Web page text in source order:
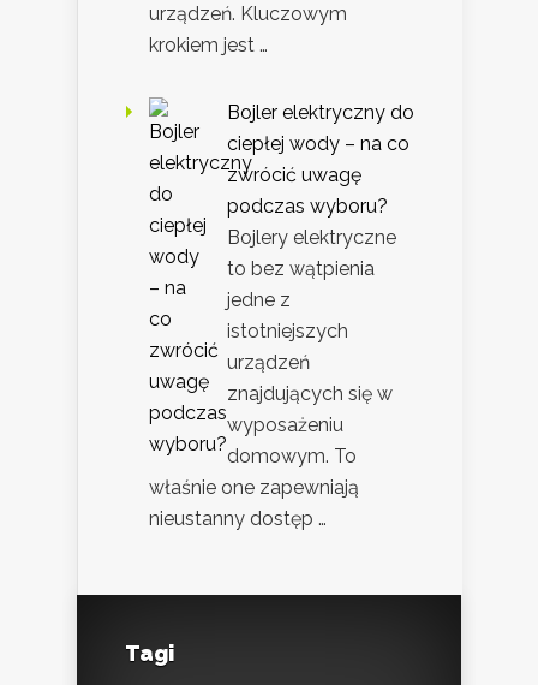
urządzeń. Kluczowym
krokiem jest …
Bojler elektryczny do
ciepłej wody – na co
zwrócić uwagę
podczas wyboru?
Bojlery elektryczne
to bez wątpienia
jedne z
istotniejszych
urządzeń
znajdujących się w
wyposażeniu
domowym. To
właśnie one zapewniają
nieustanny dostęp …
Tagi